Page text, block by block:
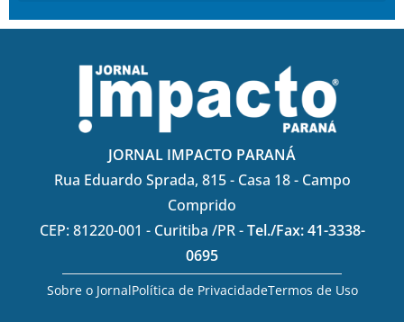
JORNAL IMPACTO PARANÁ
Rua Eduardo Sprada, 815 - Casa 18 - Campo
Comprido
CEP: 81220-001 - Curitiba /PR -Tel./Fax: 41-3338-
0695
Sobre o JornalPolítica de PrivacidadeTermos de Uso